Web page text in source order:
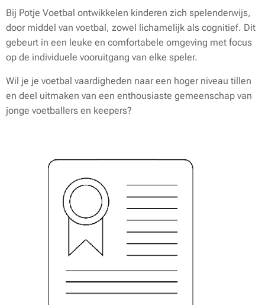
Bij Potje Voetbal ontwikkelen kinderen zich spelenderwijs,
door middel van voetbal, zowel lichamelijk als cognitief. Dit
gebeurt in een leuke en comfortabele omgeving met focus
op de individuele vooruitgang van elke speler.
Wil je je voetbal vaardigheden naar een hoger niveau tillen
en deel uitmaken van een enthousiaste gemeenschap van
jonge voetballers en keepers?